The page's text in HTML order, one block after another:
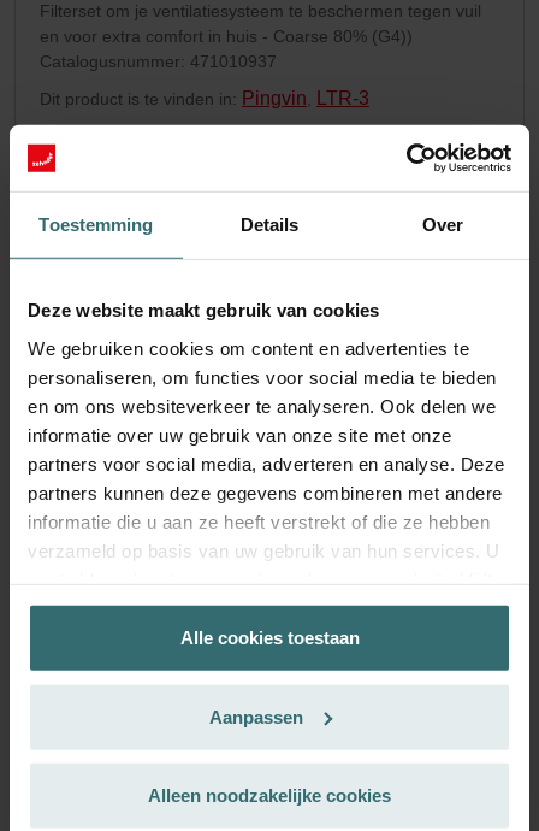
Toestemming Details Over
Deze website maakt gebruik van cookies
We gebruiken cookies om content en advertenties te
personaliseren, om functies voor social media te bieden
en om ons websiteverkeer te analyseren. Ook delen we
informatie over uw gebruik van onze site met onze
partners voor social media, adverteren en analyse. Deze
partners kunnen deze gegevens combineren met andere
informatie die u aan ze heeft verstrekt of die ze hebben
verzameld op basis van uw gebruik van hun services. U
gebruiken.
Datenschutzerklärung der Zehnder Group
Zehnder Group België nv/sa: Déclarations de confidentialité
Zehnder Group Czech Republic s.r.o.: Zásady ochrany
Zehnder Group France: Protection des données
Alle cookies toestaan
Aanpassen
Alleen noodzakelijke cookies
Filterset om je ventilatiesysteem te beschermen tegen vuil
en voor extra comfort in huis - Coarse 80% (G4))
Catalogusnummer: 471010937
Dit product is te vinden in: Pingvin LTR-3
De levering vindt doorgaans plaats binnen 2 tot 5 werkdagen
incl. BTW